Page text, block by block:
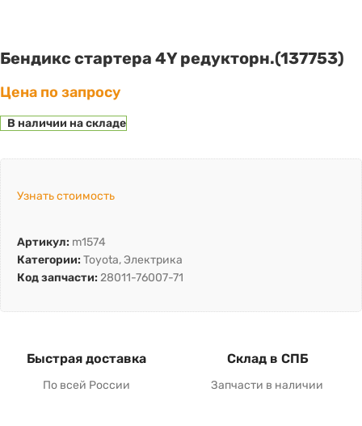
Бендикс стартера 4Y редукторн.(137753)
Цена по запросу
В наличии на складе
Узнать стоимость
Артикул: m1574
Категории: Toyota,Электрика
Код запчасти: 28011-76007-71
Быстрая доставка
По всей России
Склад в СПБ
Запчасти в наличии